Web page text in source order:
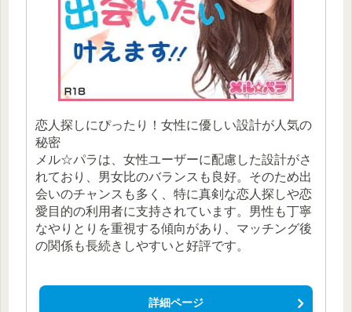
恋人探しにぴったり！女性に優しい設計が人気の
秘密
メル☆パラは、女性ユーザーに配慮した設計がさ
れており、男女比のバランスも良好。そのため出
会いのチャンスも多く、特に真剣な恋人探しや恋
愛目的の利用者に支持されています。男性も丁寧
なやりとりを重視する傾向があり、マッチング後
の関係も長続きしやすいと好評です。
詳細ページ